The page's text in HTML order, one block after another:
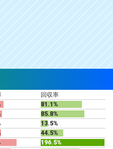
回収率
81.1%
85.8%
13.5%
44.5%
196.5%